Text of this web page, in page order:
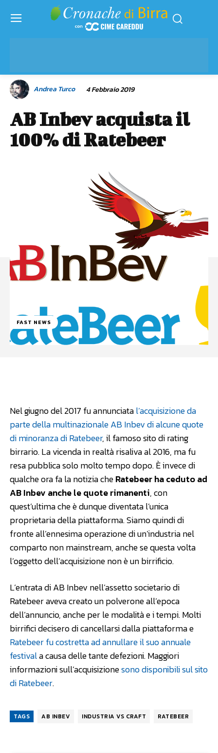
Andrea Turco 4 Febbraio 2019
AB Inbev acquista il
100% di Ratebeer
FAST NEWS
Nel giugno del 2017 fu annunciatal’acquisizione da
parte della multinazionale AB Inbev di alcune quote
di minoranza di Ratebeer, il famoso sito di rating
birrario. La vicenda in realtà risaliva al 2016, ma fu
resa pubblica solo molto tempo dopo. È invece di
qualche ora fa la notizia cheRatebeer ha ceduto ad
AB Inbev anche le quote rimanenti, con
quest’ultima che è dunque diventata l’unica
proprietaria della piattaforma. Siamo quindi di
fronte all’ennesima operazione di un’industria nel
comparto non mainstream, anche se questa volta
l’oggetto dell’acquisizione non è un birrificio.
L’entrata di AB Inbev nell’assetto societario di
Ratebeer aveva creato un polverone all’epoca
dell’annuncio, anche per le modalità e i tempi. Molti
birrifici decisero di cancellarsi dalla piattaforma e
Ratebeer fu costretta ad annullare il suo annuale
festivala causa delle tante defezioni. Maggiori
informazioni sull’acquisizionesono disponibili sul sito
di Ratebeer.
TAGS AB INBEV INDUSTRIA VS CRAFT RATEBEER